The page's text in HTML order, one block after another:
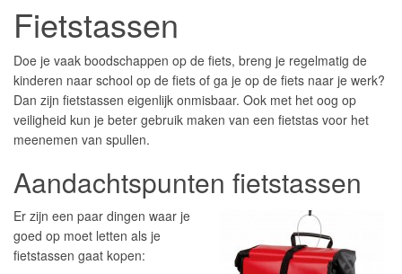
Fietstassen
Doe je vaak boodschappen op de fiets, breng je regelmatig de
kinderen naar school op de fiets of ga je op de fiets naar je werk?
Dan zijn fietstassen eigenlijk onmisbaar. Ook met het oog op
veiligheid kun je beter gebruik maken van een fietstas voor het
meenemen van spullen.
Aandachtspunten fietstassen
Er zijn een paar dingen waar je
goed op moet letten als je
fietstassen gaat kopen: